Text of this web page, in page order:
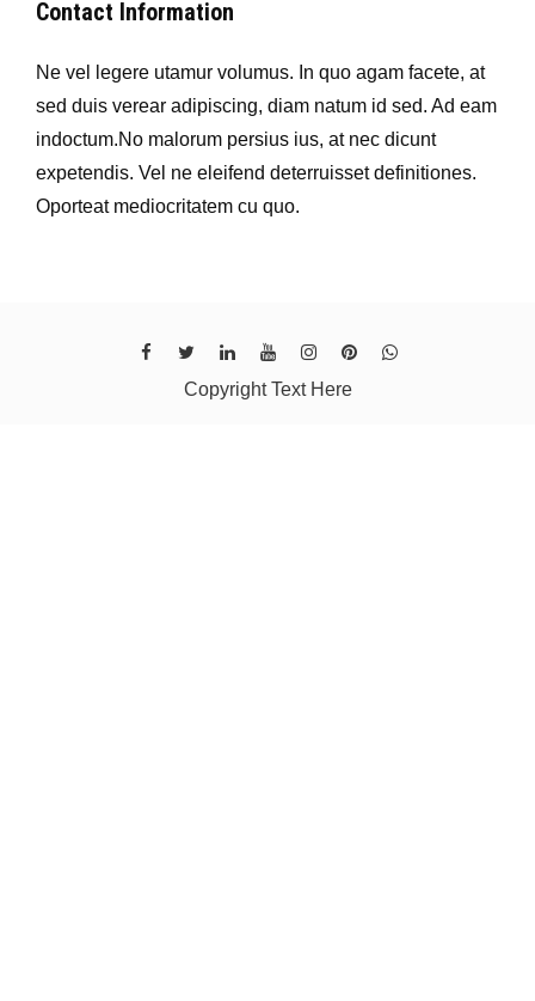
Contact Information
Ne vel legere utamur volumus. In quo agam facete, at
sed duis verear adipiscing, diam natum id sed. Ad eam
indoctum.No malorum persius ius, at nec dicunt
expetendis. Vel ne eleifend deterruisset definitiones.
Oporteat mediocritatem cu quo.
Copyright Text Here